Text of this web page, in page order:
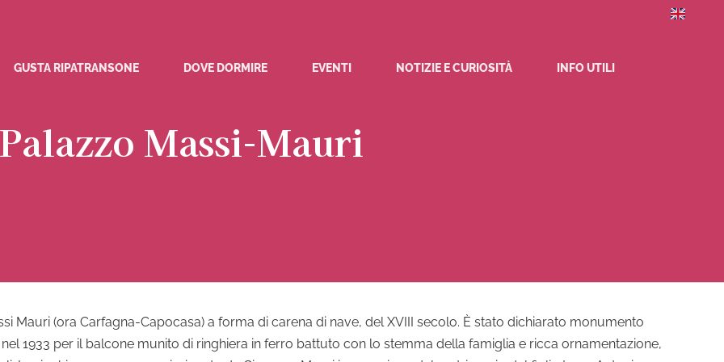
GUSTA RIPATRANSONE DOVE DORMIRE EVENTI NOTIZIE E CURIOSITÀ INFO UTILI
Palazzo Massi-Mauri
Mauri (ora Carfagna-Capocasa) a forma di carena di nave, del XVIII secolo. È stato dichiarato monumento
1933 per il balcone munito di ringhiera in ferro battuto con lo stemma della famiglia e ricca ornamentazione,